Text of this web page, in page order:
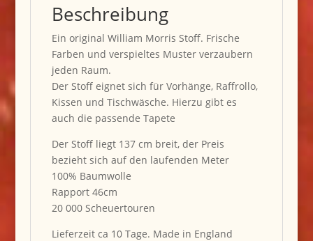
Beschreibung
Ein original William Morris Stoff. Frische
Farben und verspieltes Muster verzaubern
jeden Raum.
Der Stoff eignet sich für Vorhänge, Raffrollo,
Kissen und Tischwäsche. Hierzu gibt es
auch die passende Tapete
Der Stoff liegt 137 cm breit, der Preis
bezieht sich auf den laufenden Meter
100% Baumwolle
Rapport 46cm
20 000 Scheuertouren
Lieferzeit ca 10 Tage. Made in England